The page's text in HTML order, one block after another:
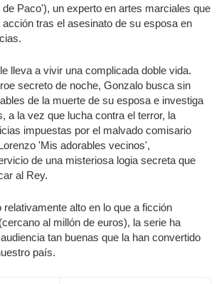
Paco'), un experto en artes marciales que
tras el asesinato de su esposa en
lleva a vivir una complicada doble vida.
secreto de noche, Gonzalo busca sin
de la muerte de su esposa e investiga
a la vez que lucha contra el terror, la
impuestas por el malvado comisario
'Mis adorables vecinos',
de una misteriosa logia secreta que
al Rey.
alto en lo que a ficción
al millón de euros), la serie ha
tan buenas que la han convertido
país.